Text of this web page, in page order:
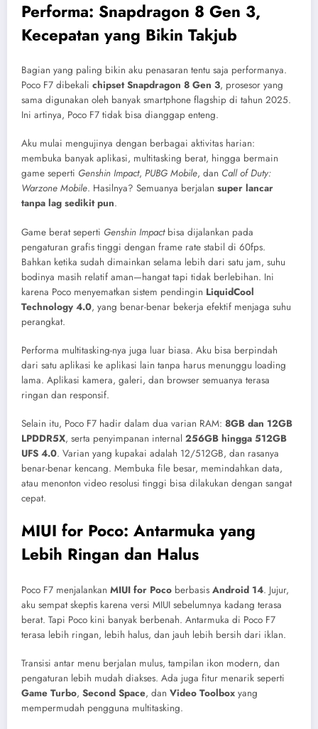
Performa: Snapdragon 8 Gen 3,
Kecepatan yang Bikin Takjub
Bagian yang paling bikin aku penasaran tentu saja performanya.
Poco F7 dibekali chipset Snapdragon 8 Gen 3, prosesor yang
sama digunakan oleh banyak smartphone flagship di tahun 2025.
Ini artinya, Poco F7 tidak bisa dianggap enteng.
Aku mulai mengujinya dengan berbagai aktivitas harian:
membuka banyak aplikasi, multitasking berat, hingga bermain
game seperti Genshin Impact, PUBG Mobile, dan Call of Duty:
Warzone Mobile. Hasilnya? Semuanya berjalan super lancar
tanpa lag sedikit pun.
Game berat seperti Genshin Impactbisa dijalankan pada
pengaturan grafis tinggi dengan frame rate stabil di 60fps.
Bahkan ketika sudah dimainkan selama lebih dari satu jam, suhu
bodinya masih relatif aman—hangat tapi tidak berlebihan. Ini
karena Poco menyematkan sistem pendingin LiquidCool
Technology 4.0, yang benar-benar bekerja efektif menjaga suhu
perangkat.
Performa multitasking-nya juga luar biasa. Aku bisa berpindah
dari satu aplikasi ke aplikasi lain tanpa harus menunggu loading
lama. Aplikasi kamera, galeri, dan browser semuanya terasa
ringan dan responsif.
Selain itu, Poco F7 hadir dalam dua varian RAM: 8GB dan 12GB
LPDDR5X, serta penyimpanan internal 256GB hingga 512GB
UFS 4.0. Varian yang kupakai adalah 12/512GB, dan rasanya
benar-benar kencang. Membuka file besar, memindahkan data,
atau menonton video resolusi tinggi bisa dilakukan dengan sangat
cepat.
MIUI for Poco: Antarmuka yang
Lebih Ringan dan Halus
Poco F7 menjalankan MIUI for Poco berbasis Android 14. Jujur,
aku sempat skeptis karena versi MIUI sebelumnya kadang terasa
berat. Tapi Poco kini banyak berbenah. Antarmuka di Poco F7
terasa lebih ringan, lebih halus, dan jauh lebih bersih dari iklan.
Transisi antar menu berjalan mulus, tampilan ikon modern, dan
pengaturan lebih mudah diakses. Ada juga fitur menarik seperti
Game Turbo, Second Space, dan Video Toolbox yang
mempermudah pengguna multitasking.